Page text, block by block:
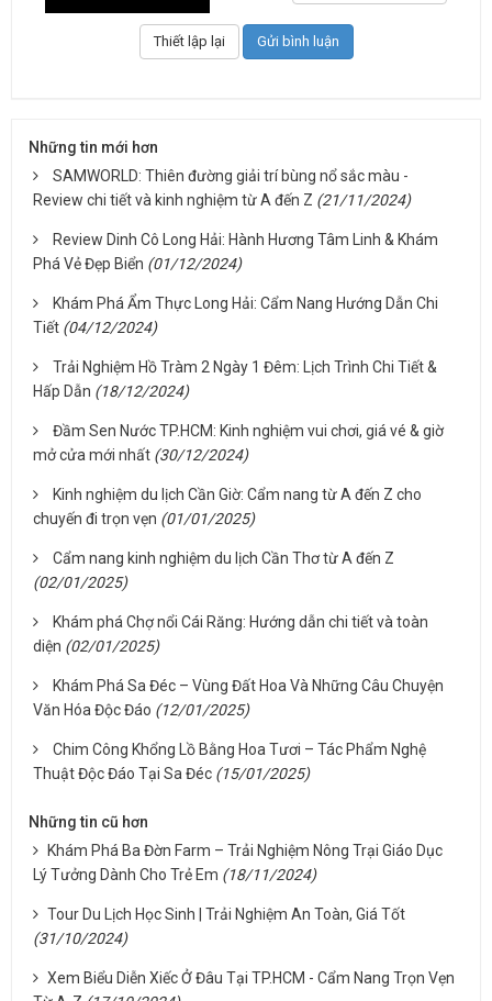
Những tin mới hơn
SAMWORLD: Thiên đường giải trí bùng nổ sắc màu -
Review chi tiết và kinh nghiệm từ A đến Z (21/11/2024)
Review Dinh Cô Long Hải: Hành Hương Tâm Linh & Khám
Phá Vẻ Đẹp Biển (01/12/2024)
Khám Phá Ẩm Thực Long Hải: Cẩm Nang Hướng Dẫn Chi
Tiết (04/12/2024)
Trải Nghiệm Hồ Tràm 2 Ngày 1 Đêm: Lịch Trình Chi Tiết &
Hấp Dẫn (18/12/2024)
Đầm Sen Nước TP.HCM: Kinh nghiệm vui chơi, giá vé & giờ
mở cửa mới nhất (30/12/2024)
Kinh nghiệm du lịch Cần Giờ: Cẩm nang từ A đến Z cho
chuyến đi trọn vẹn (01/01/2025)
Cẩm nang kinh nghiệm du lịch Cần Thơ từ A đến Z
(02/01/2025)
Khám phá Chợ nổi Cái Răng: Hướng dẫn chi tiết và toàn
diện (02/01/2025)
Khám Phá Sa Đéc – Vùng Đất Hoa Và Những Câu Chuyện
Văn Hóa Độc Đáo (12/01/2025)
Chim Công Khổng Lồ Bằng Hoa Tươi – Tác Phẩm Nghệ
Thuật Độc Đáo Tại Sa Đéc (15/01/2025)
Những tin cũ hơn
Khám Phá Ba Đờn Farm – Trải Nghiệm Nông Trại Giáo Dục
Lý Tưởng Dành Cho Trẻ Em (18/11/2024)
Tour Du Lịch Học Sinh | Trải Nghiệm An Toàn, Giá Tốt
(31/10/2024)
Xem Biểu Diễn Xiếc Ở Đâu Tại TP.HCM - Cẩm Nang Trọn Vẹn